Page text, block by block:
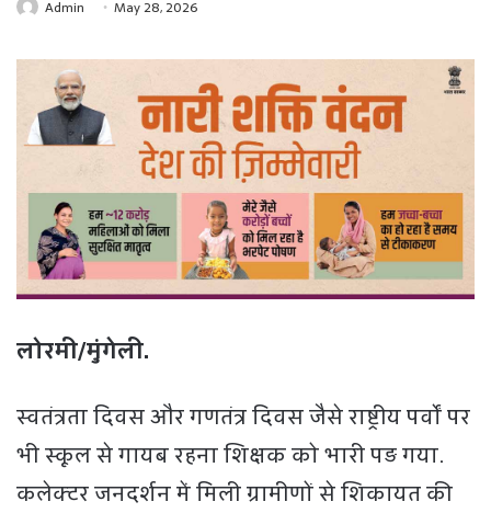
Admin May 28, 2026
लोरमी/मुंगेली.
स्वतंत्रता दिवस और गणतंत्र दिवस जैसे राष्ट्रीय पर्वों पर
भी स्कूल से गायब रहना शिक्षक को भारी पड़ गया.
कलेक्टर जनदर्शन में मिली ग्रामीणों से शिकायत की